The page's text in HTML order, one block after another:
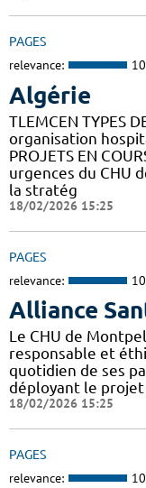
PAGES
relevance:
Algérie
TLEMCEN TYPES
organisation
PROJETS EN
urgences du CHU
la stratég
18/02/2026 15:25
PAGES
relevance:
Alliance
Le CHU de
responsable et
quotidien de ses
déployant le projet
18/02/2026 15:25
PAGES
relevance: